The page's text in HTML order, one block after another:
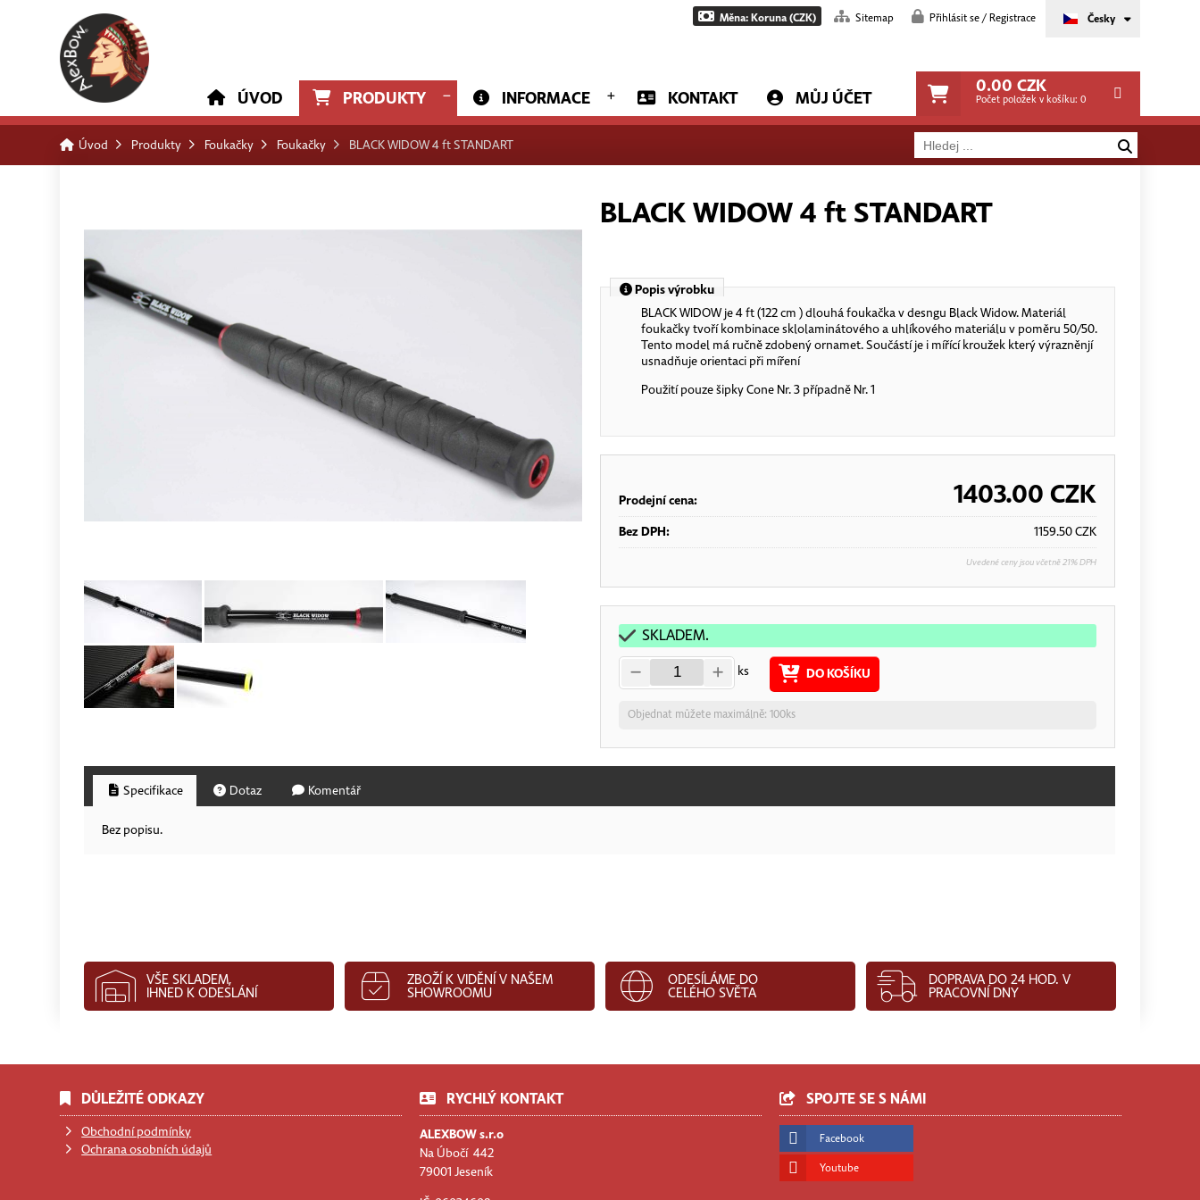
Česky
Měna: Koruna (CZK) Sitemap Přihlásit se / Registrace
ÚVOD PRODUKTY INFORMACE KONTAKT MŮJ ÚČET
0.00 CZK
Počet položek v košíku: 0
Úvod Produkty Foukačky Foukačky BLACK WIDOW 4 ft STANDART
BLACK WIDOW 4 ft STANDART
Popis výrobku
BLACK WIDOW je 4 ft (122 cm ) dlouhá foukačka v desngu Black Widow. Materiál
foukačky tvoří kombinace sklolaminátového a uhlíkového materiálu v poměru 50/50.
Tento model má ručně zdobený ornamet. Součástí je i mířící kroužek který výrazněnjí
usnadňuje orientaci při míření
Použití pouze šipky Cone Nr. 3 případně Nr. 1
Prodejní cena: 1403.00 CZK
Bez DPH: 1159.50CZK
Uvedené ceny jsou včetně 21% DPH
SKLADEM.
ks DO KOŠÍKU
Objednat můžete maximálně: 100ks
Specifikace Dotaz Komentář
Bez popisu.
VŠE SKLADEM,
IHNED K ODESLÁNÍ
ZBOŽÍ K VIDĚNÍ V NAŠEM
SHOWROOMU
ODESÍLÁME DO
CELÉHO SVĚTA
DOPRAVA DO 24 HOD. V
PRACOVNÍ DNY
DŮLEŽITÉ ODKAZY
Obchodní podmínky
Ochrana osobních údajů
RYCHLÝ KONTAKT
ALEXBOW s.r.o
Na Úbočí 442
79001 Jeseník
SPOJTE SE S NÁMI
Facebook
Youtube